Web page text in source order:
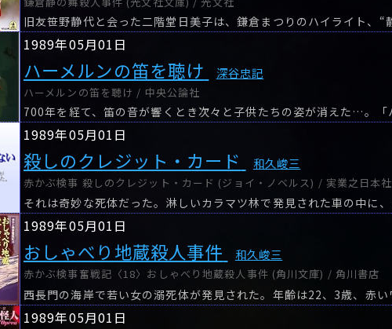
1989年05月01日
ハーメルンの笛を聴け 深谷忠記
ハーメルンの笛を聴け / 中央公論社
1989年05月01日
殺しのクレジット・カード 和久峻三
赤かぶ検事 殺しのクレジット・カード (ジョイ・ノベルス) / 実業之日本社
それは奇妙な死体だった。淋しいカラマツ林で発見された車の中に、
1989年05月01日
おしゃべり地蔵殺人事件 和久峻三
赤かぶ検事奮戦記〈18〉おしゃべり地蔵殺人事件 (角川文庫) / 角川書店
1989年05月01日